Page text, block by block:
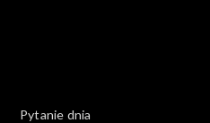
Pytanie dnia